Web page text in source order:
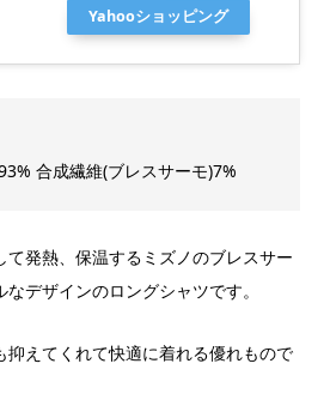
Yahooショッピング
合成繊維(ブレスサーモ)7%
て発熱、保温するミズノのブレスサー
デザインのロングシャツです。
抑えてくれて快適に着れる優れもので